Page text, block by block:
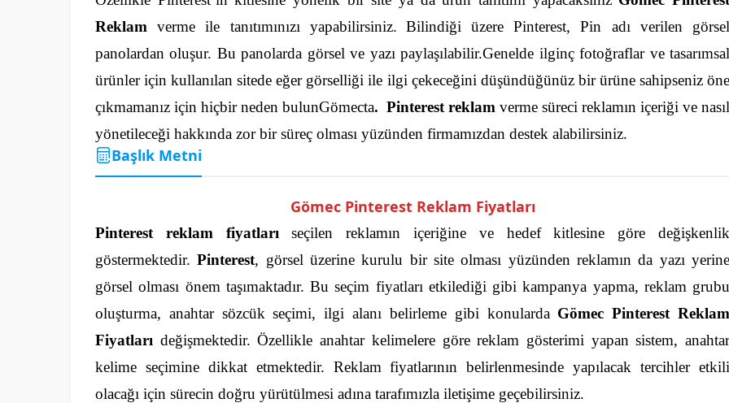
Reklamverme ile tanıtımınızı yapabilirsiniz. Bilindiği üzere Pinterest, Pin adı verilen görsel
panolardan oluşur. Bu panolarda görsel ve yazı paylaşılabilir.Genelde ilginç fotoğraflar ve tasarımsal
ürünler için kullanılan sitede eğer görselliği ile ilgi çekeceğini düşündüğünüz bir ürüne sahipseniz öne
çıkmamanız için hiçbir neden bulunGömecta. Pinterest reklam verme süreci reklamın içeriği ve nasıl
yönetileceği hakkında zor bir süreç olması yüzünden firmamızdan destek alabilirsiniz.
Başlık Metni
Gömec Pinterest Reklam Fiyatları
Pinterest reklam fiyatları seçilen reklamın içeriğine ve hedef kitlesine göre değişkenlik
göstermektedir.Pinterest, görsel üzerine kurulu bir site olması yüzünden reklamın da yazı yerine
görsel olması önem taşımaktadır. Bu seçim fiyatları etkilediği gibi kampanya yapma, reklam grubu
oluşturma, anahtar sözcük seçimi, ilgi alanı belirleme gibi konularda Gömec Pinterest Reklam
Fiyatları değişmektedir. Özellikle anahtar kelimelere göre reklam gösterimi yapan sistem,
kelime seçimine dikkat etmektedir. Reklam fiyatlarının belirlenmesinde yapılacak tercihler etkili
olacağı için sürecin doğru yürütülmesi adına tarafımızla iletişime geçebilirsiniz.